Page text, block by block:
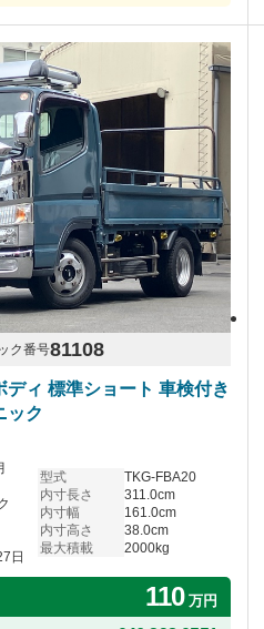
ク番号81108
ィ 標準ショート 車検付き
ック
日
型式
TKG-FBA20
内寸長さ
311.0cm
内寸幅
161.0cm
内寸高さ
38.0cm
最大積載
2000kg
110万円